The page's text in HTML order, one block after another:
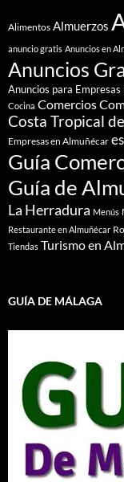
Alimentos Almuerzos
anuncio gratis Anuncios en
Anuncios
Anuncios para Empresas
Cocina Comercios
Costa Tropical
Empresas en Almuñécar
Guía
Guía de
La Herradura Menús
Restaurante en Almuñécar
Tiendas Turismo en
GUÍA DE MÁLAGA